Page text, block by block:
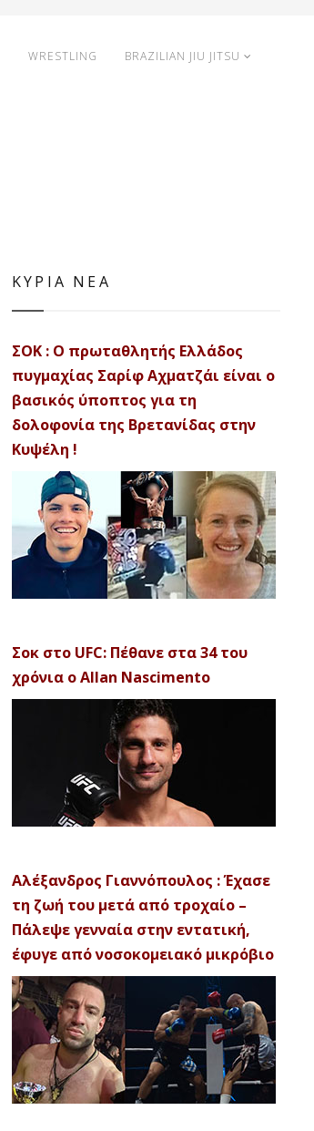
WRESTLING BRAZILIAN JIU JITSU
ΚΥΡΙΑ ΝΕΑ
ΣΟΚ : Ο πρωταθλητής Ελλάδος
πυγμαχίας Σαρίφ Αχματζάι είναι ο
βασικός ύποπτος για τη
δολοφονία της Βρετανίδας στην
Κυψέλη !
Σοκ στο UFC: Πέθανε στα 34 του
χρόνια ο Allan Nascimento
Αλέξανδρος Γιαννόπουλος : Έχασε
τη ζωή του μετά από τροχαίο –
Πάλεψε γενναία στην εντατική,
έφυγε από νοσοκομειακό μικρόβιο